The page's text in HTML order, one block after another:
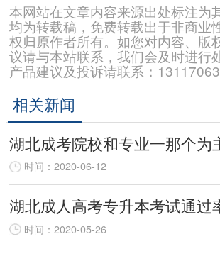
本网站在文章内容来源出处标注为
均为转载稿，免费转载出于非商业
权归原作者所有。如您对内容、版
议请与本站联系，我们会及时进行
产品建议及投诉请联系：
相关新闻
湖北成考院校和专业一那个为
时间：2020-06-12
湖北成人高考专升本考试通过
时间：2020-05-26